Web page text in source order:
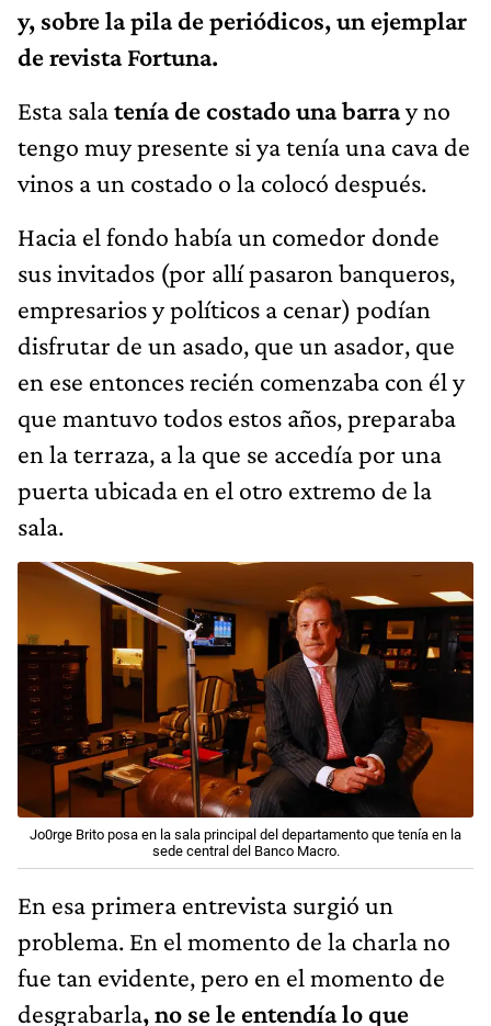
y, sobre la pila de periódicos, un ejemplar
de revista Fortuna.
Esta salatenía de costado una barray no
tengo muy presente si ya tenía una cava de
vinos a un costado o la colocó después.
Hacia el fondo había un comedor donde
sus invitados (por allí pasaron banqueros,
empresarios y políticos a cenar) podían
disfrutar de un asado, que un asador, que
en ese entonces recién comenzaba con él y
que mantuvo todos estos años, preparaba
en la terraza, a la que se accedía por una
puerta ubicada en el otro extremo de la
sala.
Jo0rge Brito posa en la sala principal del departamento que tenía en la
sede central del Banco Macro.
En esa primera entrevista surgió un
problema. En el momento de la charla no
fue tan evidente, pero en el momento de
desgrabarla, no se le entendía lo que